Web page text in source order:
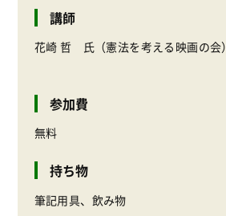
講師
花崎 哲 氏（憲法を考える映画の会）
参加費
無料
持ち物
筆記用具、飲み物